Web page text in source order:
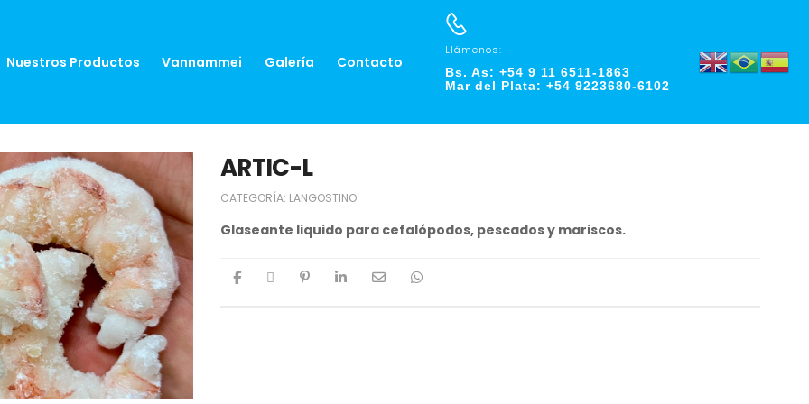
Nuestros Productos Vannammei Galería Contacto
Llámenos:
Bs. As: +54 9 11 6511-1863
Mar del Plata: +54 9223680-6102
ARTIC-L
CATEGORÍA: LANGOSTINO
Glaseante liquido para cefalópodos, pescados y mariscos.